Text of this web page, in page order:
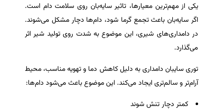
یکی از مهم‌ترین معیارها، تاثیر سایه‌بان روی سلامت دام است.
اگر سایه‌بان باعث تجمع گرما شود، دام‌ها دچار مشکل می‌شوند.
در دامداری‌های شیری، این موضوع به شدت روی تولید شیر اثر
می‌گذارد.
توری سایبان دامداری به دلیل کاهش دما و تهویه مناسب، محیط
آرام‌تر و سالم‌تری ایجاد می‌کند. این موضوع باعث می‌شود دام‌ها:
کمتر دچار تنش شوند